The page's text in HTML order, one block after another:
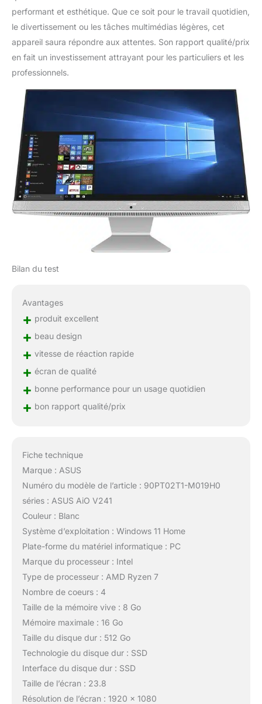
performant et esthétique. Que ce soit pour le travail quotidien,
le divertissement ou les tâches multimédias légères, cet
appareil saura répondre aux attentes. Son rapport qualité/prix
en fait un investissement attrayant pour les particuliers et les
professionnels.
Bilan du test
Avantages
+ produit excellent
+ beau design
+ vitesse de réaction rapide
+ écran de qualité
+ bonne performance pour un usage quotidien
+ bon rapport qualité/prix
Fiche technique
Marque : ASUS
Numéro du modèle de l’article : 90PT02T1-M019H0
séries : ASUS AiO V241
Couleur : Blanc
Système d’exploitation : Windows 11 Home
Plate-forme du matériel informatique : PC
Marque du processeur : Intel
Type de processeur : AMD Ryzen 7
Nombre de coeurs : 4
Taille de la mémoire vive : 8 Go
Mémoire maximale : 16 Go
Taille du disque dur : 512 Go
Technologie du disque dur : SSD
Interface du disque dur : SSD
Taille de l’écran : 23.8
Résolution de l’écran : 1920 x 1080